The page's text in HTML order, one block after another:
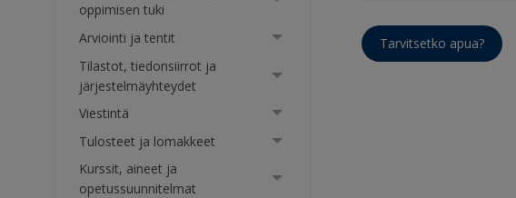
oppimisen tuki
Arviointi ja tentit
Tilastot, tiedonsiirrot ja
järjestelmäyhteydet
Viestintä
Tulosteet ja lomakkeet
Kurssit, aineet ja
opetussuunnitelmat
Tarvitsetko apua?